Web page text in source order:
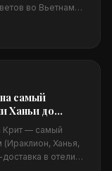
во Вьетнаме
самый
Ханьи до
Крит — самый
(Ираклион, Ханья,
в отели